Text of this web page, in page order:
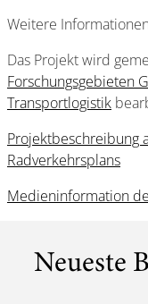
Weitere
Das Projekt wird
Forschungsgebieten
Transportlogistik
Projektbeschreibung
Radverkehrsplans
Medieninformation
Neueste